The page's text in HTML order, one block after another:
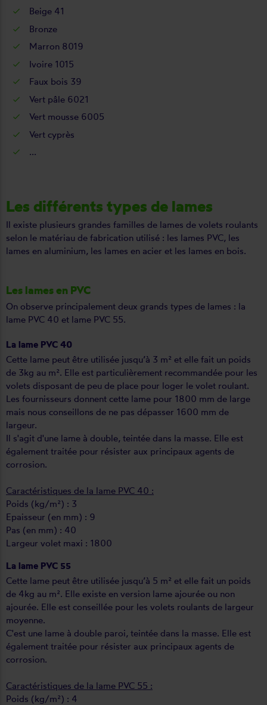
Beige 41
Bronze
Marron 8019
Ivoire 1015
Faux bois 39
Vert pâle 6021
Vert mousse 6005
Vert cyprès
...
Les différents types de lames
Il existe plusieurs grandes familles de lames de volets roulants
selon le matériau de fabrication utilisé : les lames PVC, les
lames en aluminium, les lames en acier et les lames en bois.
Les lames en PVC
On observe principalement deux grands types de lames : la
lame PVC 40 et lame PVC 55.
La lame PVC 40
Cette lame peut être utilisée jusqu’à 3 m² et elle fait un poids
de 3kg au m². Elle est particulièrement recommandée pour les
volets disposant de peu de place pour loger le volet roulant.
Les fournisseurs donnent cette lame pour 1800 mm de large
mais nous conseillons de ne pas dépasser 1600 mm de
largeur.
Il s'agit d'une lame à double, teintée dans la masse. Elle est
également traitée pour résister aux principaux agents de
corrosion.
Caractéristiques de la lame PVC 40 :
Poids (kg/m²) : 3
Epaisseur (en mm) : 9
Pas (en mm) : 40
Largeur volet maxi : 1800
La lame PVC 55
Cette lame peut être utilisée jusqu’à 5 m² et elle fait un poids
de 4kg au m². Elle existe en version lame ajourée ou non
ajourée. Elle est conseillée pour les volets roulants de largeur
moyenne.
C'est une lame à double paroi, teintée dans la masse. Elle est
également traitée pour résister aux principaux agents de
corrosion.
Caractéristiques de la lame PVC 55 :
Poids (kg/m²) : 4